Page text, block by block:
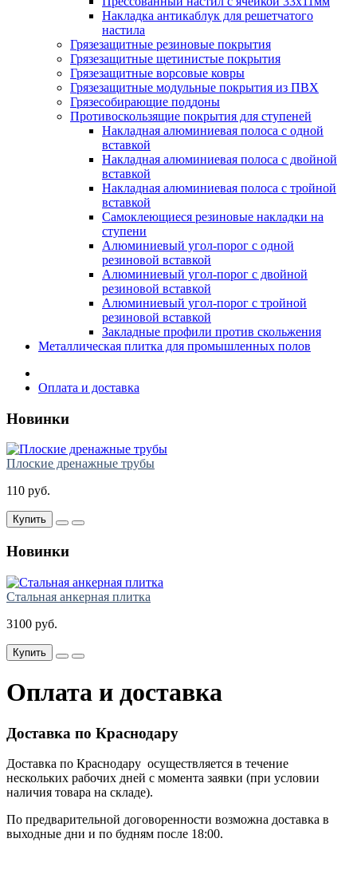
Накладка антикаблук для решетчатого
настила
Грязезащитные резиновые покрытия
Грязезащитные щетинистые покрытия
Грязезащитные ворсовые ковры
Грязезащитные модульные покрытия из ПВХ
Грязесобирающие поддоны
Противоскользящие покрытия для ступеней
Накладная алюминиевая полоса с одной
вставкой
Накладная алюминиевая полоса с двойной
вставкой
Накладная алюминиевая полоса с тройной
вставкой
Самоклеющиеся резиновые накладки на
ступени
Алюминиевый угол-порог с одной
резиновой вставкой
Алюминиевый угол-порог с двойной
резиновой вставкой
Алюминиевый угол-порог с тройной
резиновой вставкой
Закладные профили против скольжения
Металлическая плитка для промышленных полов
Оплата и доставка
Новинки
Плоские дренажные трубы
110 руб.
Купить
Новинки
Стальная анкерная плитка
3100 руб.
Купить
Оплата и доставка
Доставка по Краснодару
Доставка по Краснодару осуществляется в течение
нескольких рабочих дней с момента заявки (при условии
наличия товара на складе).
По предварительной договоренности возможна доставка в
выходные дни и по будням после 18:00.